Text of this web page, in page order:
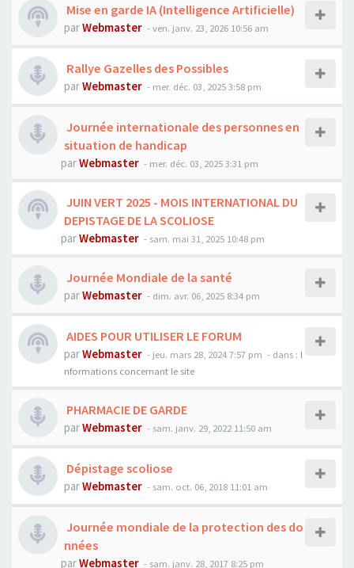
Mise en garde IA (Intelligence Artificielle)
parWebmaster - ven. janv. 23, 2026 10:56 am
Rallye Gazelles des Possibles
parWebmaster - mer. déc. 03, 2025 3:58 pm
Journée internationale des personnes en
situation de handicap
parWebmaster - mer. déc. 03, 2025 3:31 pm
JUIN VERT 2025 - MOIS INTERNATIONAL DU
DEPISTAGE DE LA SCOLIOSE
parWebmaster - sam. mai 31, 2025 10:48 pm
Journée Mondiale de la santé
parWebmaster - dim. avr. 06, 2025 8:34 pm
AIDES POUR UTILISER LE FORUM
parWebmaster - jeu. mars 28, 2024 7:57 pm - dans : I
nformations concernant le site
PHARMACIE DE GARDE
parWebmaster - sam. janv. 29, 2022 11:50 am
Dépistage scoliose
parWebmaster - sam. oct. 06, 2018 11:01 am
Journée mondiale de la protection des do
nnées
parWebmaster - sam. janv. 28, 2017 8:25 pm